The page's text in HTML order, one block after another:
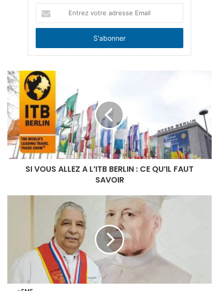
votre
adresse
SI VOUS ALLEZ A L’ITB BERLIN : CE QU’IL FAUT
SAVOIR